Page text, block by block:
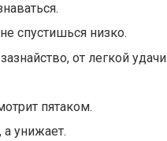
спустишься низко.
от легкой
пятаком.
унижает.